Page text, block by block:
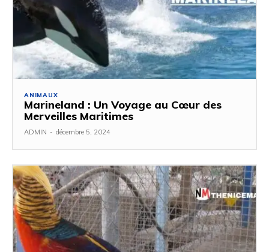
ANIMAUX
Marineland : Un Voyage au Cœur des
Merveilles Maritimes
ADMIN - décembre 5, 2024